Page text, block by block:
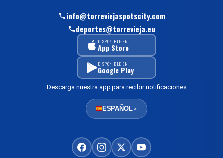
info@torreviejaspotscity.com
deportes@torrevieja.eu
DISPONIBLE EN
App Store
DISPONIBLE EN
Google Play
Descarga nuestra app para recibir notificaciones
ESPAÑOL▲